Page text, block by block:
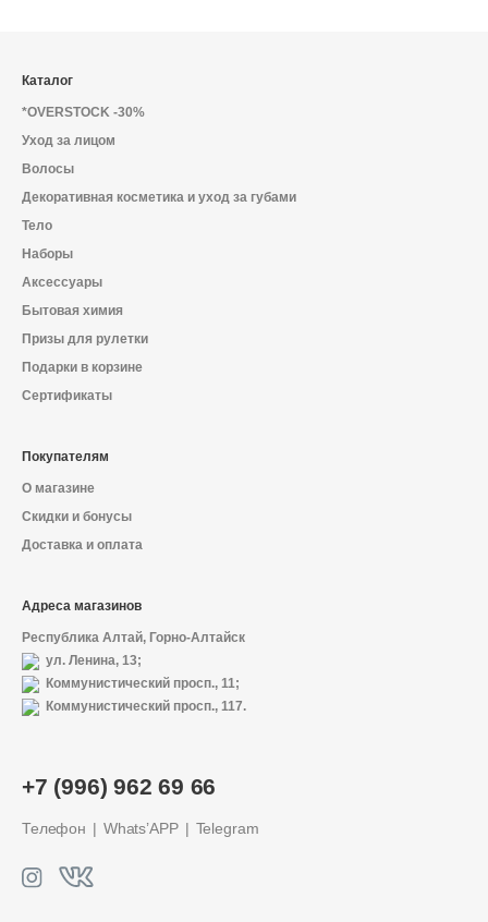
+7 (996) 962 69 66
Телефон Whats’APP Telegram
Каталог
*OVERSTOCK -30%
Уход за лицом
Волосы
Декоративная косметика и уход за губами
Тело
Наборы
Аксессуары
Бытовая химия
Призы для рулетки
Подарки в корзине
Сертификаты
Покупателям
О магазине
Скидки и бонусы
Доставка и оплата
Адреса магазинов
Республика Алтай, Горно-Алтайск
ул. Ленина, 13;
Коммунистический просп., 11;
Коммунистический просп., 117.